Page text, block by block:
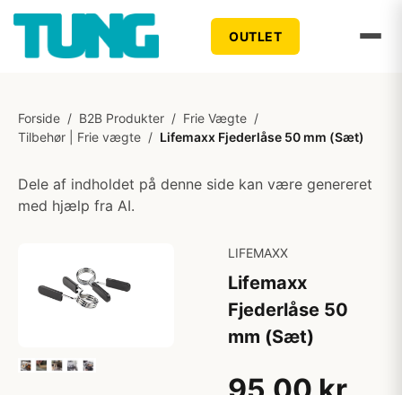
OUTLET
Forside / B2B Produkter / Frie Vægte /
Tilbehør | Frie vægte / Lifemaxx Fjederlåse 50 mm (Sæt)
Dele af indholdet på denne side kan være genereret
med hjælp fra AI.
LIFEMAXX
Lifemaxx
Fjederlåse 50
mm (Sæt)